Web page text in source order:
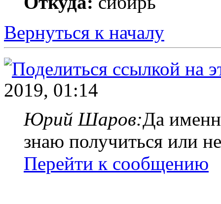
Вернуться к началу
2019, 01:14
Юрий Шаров:Да
знаю получиться или
Перейти к сообщению